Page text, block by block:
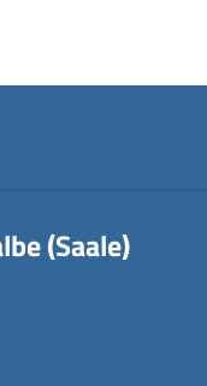
(Saale)